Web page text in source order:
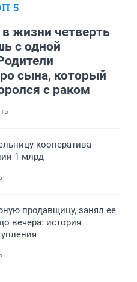
5
жизни четверть
с одной
сына, который
с раком
кооператива
1 млрд
продавщицу, занял ее
вечера: история